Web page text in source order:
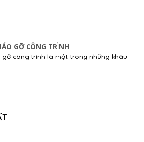
GỠ CÔNG TRÌNH
công trình là một trong những khâu